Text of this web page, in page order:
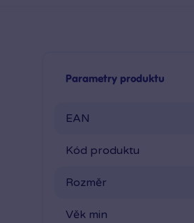
Parametry produktu
EAN
Kód produktu
Rozměr
Věk min